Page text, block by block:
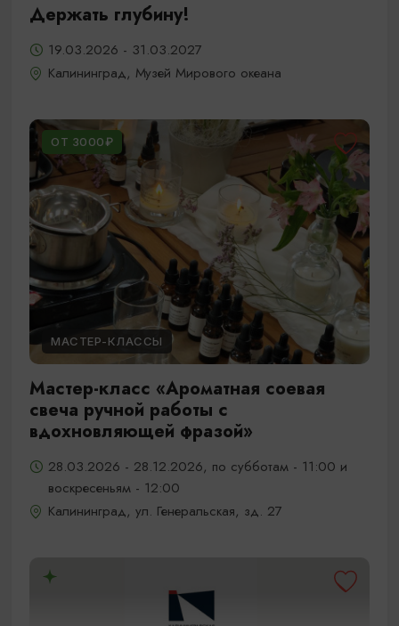
Держать глубину!
19.03.2026 - 31.03.2027
Калининград, Музей Мирового океана
ОТ 3000₽
МАСТЕР-КЛАССЫ
Мастер-класс «Ароматная соевая
свеча ручной работы с
вдохновляющей фразой»
28.03.2026 - 28.12.2026, по субботам - 11:00 и
воскресеньям - 12:00
Калининград, ул. Генеральская, зд. 27